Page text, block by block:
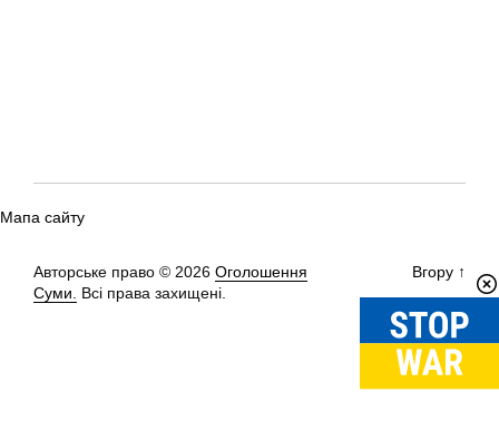
Мапа сайту
Авторське право © 2026 Оголошення
Суми.
Всі права захищені.
Вгору ↑